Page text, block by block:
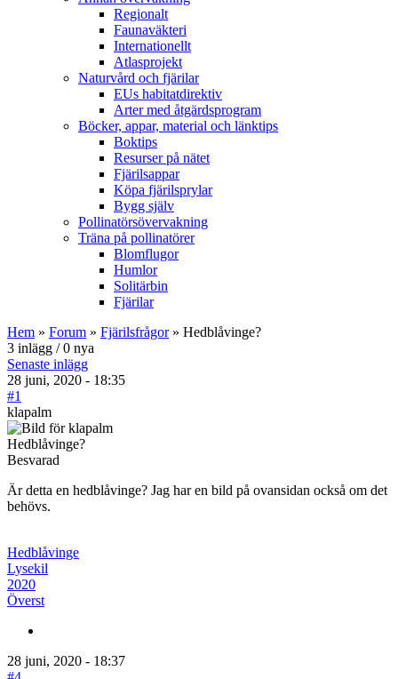
Regionalt
Faunaväkteri
Internationellt
Atlasprojekt
Naturvård och fjärilar
EUs habitatdirektiv
Arter med åtgärdsprogram
Böcker, appar, material och länktips
Boktips
Resurser på nätet
Fjärilsappar
Köpa fjärilsprylar
Bygg själv
Pollinatörsövervakning
Träna på pollinatörer
Blomflugor
Humlor
Solitärbin
Fjärilar
Hem » Forum » Fjärilsfrågor» Hedblåvinge?
3 inlägg / 0 nya
Senaste inlägg
28 juni, 2020 - 18:35
#1
klapalm
Hedblåvinge?
Besvarad
Är detta en hedblåvinge? Jag har en bild på ovansidan också om det
behövs.
Hedblåvinge
Lysekil
2020
Överst
28 juni, 2020 - 18:37